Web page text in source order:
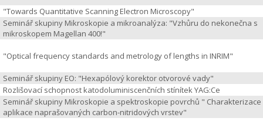
"Towards Quantitative Scanning Electron Microscopy"
Seminář skupiny Mikroskopie a mikroanalýza: "Vzhůru do nekonečna s
mikroskopem Magellan 400!"
"Optical frequency standards and metrology of lengths in INRIM"
Seminář skupiny EO: "Hexapólový korektor otvorové vady"
Rozlišovací schopnost katodoluminiscenčních stínítek YAG:Ce
Seminář skupiny Mikroskopie a spektroskopie povrchů " Charakterizace
aplikace naprašovaných carbon-nitridových vrstev"